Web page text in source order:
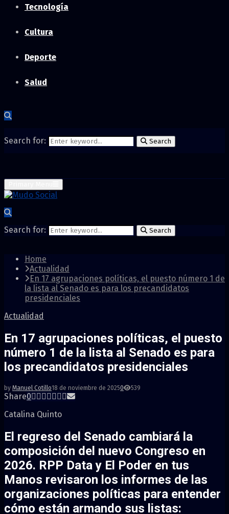
Tecnología
Cultura
Deporte
Salud
Search for: Search
Search for: Search
Home
Actualidad
En 17 agrupaciones políticas, el puesto número 1 de
la lista al Senado es para los precandidatos
presidenciales
Actualidad
En 17 agrupaciones políticas, el puesto
número 1 de la lista al Senado es para
los precandidatos presidenciales
by Manuel Cotillo18 de noviembre de 20250 539
Share0
Catalina Quinto
El regreso del Senado cambiará la
composición del nuevo Congreso en
2026. RPP Data y El Poder en tus
Manos revisaron los informes de las
organizaciones políticas para entender
cómo están armando sus listas: